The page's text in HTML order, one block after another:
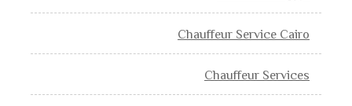
Chauffeur Service Cairo
Chauffeur Services